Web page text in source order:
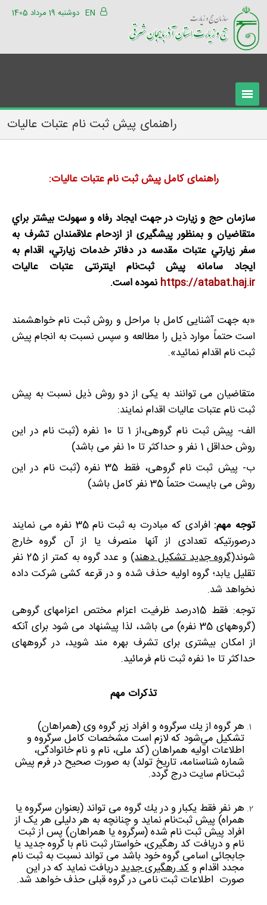
دوشنبه 19 مرداد 1405 EN
راهنمای پیش ثبت نام عتبات عالیات
راهنمای کامل پیش ثبت نام عتبات عالیات:
سازمان حج و زيارت در جهت ايجاد رفاه و سهولت بيشتر براي
متقاضیان و بمنظور پیشگیری از ازدحام علاقمندان تشرف به
سفر زيارتي عتبات مقدسه در دفاتر خدمات زيارتي، اقدام به
ایجاد سامانه پيش ثبت‌نام اینترنتی عتبات عالیات
https://atabat.haj.ir نموده است.
«به جهت آشنایی کامل با مراحل و روش ثبت نام خواهشمند
است حتماً موارد ذیل را مطالعه و سپس نسبت به انجام پیش
ثبت نام اقدام نمائید».
متقاضیان می توانند به یکی از دو روش ذیل نسبت به پیش
ثبت نام عتبات عالیات اقدام نمایند:
الف- پیش ثبت نام گروهی،از 1 تا 10 نفره (ثبت نام در این
روش حداقل 1 نفر و حداکثر تا 10 نفر می باشد)
ب- پیش ثبت نام گروهی، فقط 35 نفره (ثبت نام در این
روش می بایست حتماً 35 نفر کامل باشد)
توجه مهم:
افرادی که مبادرت به ثبت نام 35 نفره می نمایند
درصورتیکه تعدادی از آنها منصرف یا از آن گروه خارج
شوند(گروه جدید تشکیل دهند
) و عدد گروه به کمتر از 25 نفر
تقلیل یابد؛ گروه اولیه حذف شده و در قرعه کشی شرکت داده
نخواهد شد.
توجه: فقط 15درصد ظرفیت اعزام مختص اعزامهای گروهی
(گروههای 35 نفره) می باشد، لذا پیشنهاد می شود برای آنکه
از امکان بیشتری برای تشرف بهره مند شوید، در گروههای
حداکثر تا 10 نفره ثبت نام فرمائید.
تذکرات مهم
هر گروه از يك سرگروه و افراد زیر گروه وی (همراهان)
تشكيل مي‌شود كه لازم است مشخصات كامل سرگروه و
اطلاعات اولیه همراهان (کد ملی، نام و نام خانوادگی،
شماره شناسنامه، تاریخ تولد) به صورت صحیح در فرم پيش
ثبت‌نام سايت درج گردد.
هر نفر فقط یکبار و در يك گروه می تواند (بعنوان سرگروه يا
همراه) پيش ثبت‌نام نمايد و چنانچه به هر دلیلی هر یک از
افراد پیش ثبت نام شده (سرگروه یا همراهان) پس از ثبت
نام و دریافت کد رهگیری، خواستار ثبت نام با گروه جدید یا
جابجائی اسامی گروه خود باشد می تواند نسبت به ثبت نام
مجدد اقدام وکد رهگیری جدیددریافت نماید که در این
صورت اطلاعات ثبت نامی در گروه قبلی حذف خواهد شد.